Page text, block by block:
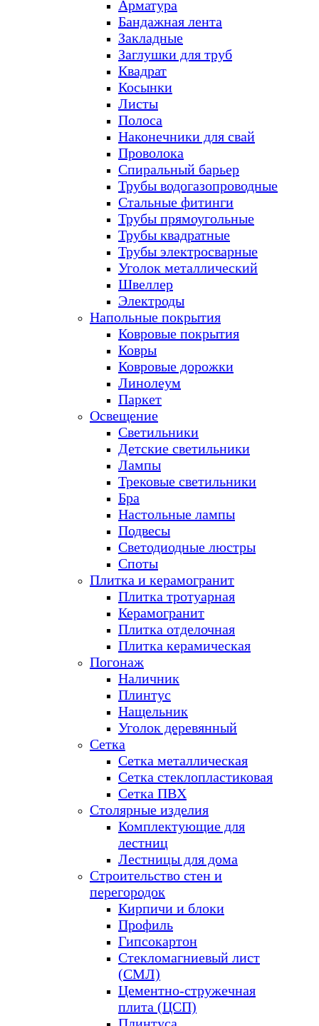
Арматура
Бандажная лента
Закладные
Заглушки для труб
Квадрат
Косынки
Листы
Полоса
Наконечники для свай
Проволока
Спиральный барьер
Трубы водогазопроводные
Стальные фитинги
Трубы прямоугольные
Трубы квадратные
Трубы электросварные
Уголок металлический
Швеллер
Электроды
Напольные покрытия
Ковровые покрытия
Ковры
Ковровые дорожки
Линолеум
Паркет
Освещение
Светильники
Детские светильники
Лампы
Трековые светильники
Бра
Настольные лампы
Подвесы
Светодиодные люстры
Споты
Плитка и керамогранит
Плитка тротуарная
Керамогранит
Плитка отделочная
Плитка керамическая
Погонаж
Наличник
Плинтус
Нащельник
Уголок деревянный
Сетка
Сетка металлическая
Сетка стеклопластиковая
Сетка ПВХ
Столярные изделия
Комплектующие для
лестниц
Лестницы для дома
Строительство стен и
перегородок
Кирпичи и блоки
Профиль
Гипсокартон
Стекломагниевый лист
(СМЛ)
Цементно-стружечная
плита (ЦСП)